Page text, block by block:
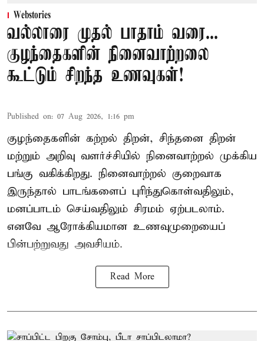
Webstories
வல்லாரை முதல் பாதாம் வரை...
குழந்தைகளின் நினைவாற்றலை
கூட்டும் சிறந்த உணவுகள்!
Published on: 07 Aug 2026, 1:16 pm
குழந்தைகளின் கற்றல் திறன், சிந்தனை திறன்
மற்றும் அறிவு வளர்ச்சியில் நினைவாற்றல் முக்கிய
பங்கு வகிக்கிறது. நினைவாற்றல் குறைவாக
இருந்தால் பாடங்களைப் புரிந்துகொள்வதிலும்,
மனப்பாடம் செய்வதிலும் சிரமம் ஏற்படலாம்.
எனவே ஆரோக்கியமான உணவுமுறையைப்
பின்பற்றுவது அவசியம்.
Read More